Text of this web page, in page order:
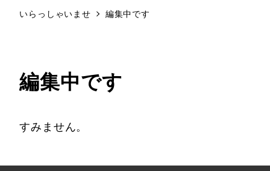
いらっしゃいませ 編集中です
編集中です
すみません。